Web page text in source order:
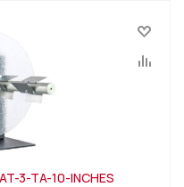
3-TA-10-INCHES